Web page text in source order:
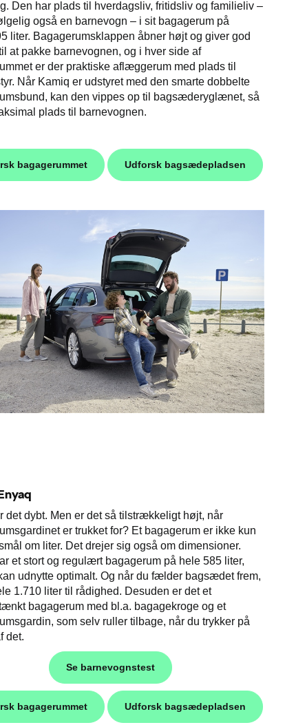
Den har plads til hverdagsliv, fritidsliv og familieliv –
også en barnevogn – i sit bagagerum på
liter. Bagagerumsklappen åbner højt og giver god
at pakke barnevognen, og i hver side af
er der praktiske aflæggerum med plads til
Når Kamiq er udstyret med den smarte dobbelte
kan den vippes op til bagsæderyglænet, så
plads til barnevognen.
bagagerummet Udforsk bagsædepladsen
det dybt. Men er det så tilstrækkeligt højt, når
er trukket for? Et bagagerum er ikke kun
om liter. Det drejer sig også om dimensioner.
et stort og regulært bagagerum på hele 585 liter,
udnytte optimalt. Og når du fælder bagsædet frem,
1.710 liter til rådighed. Desuden er det et
bagagerum med bl.a. bagagekroge og et
som selv ruller tilbage, når du trykker på
det.
Se barnevognstest
bagagerummet Udforsk bagsædepladsen